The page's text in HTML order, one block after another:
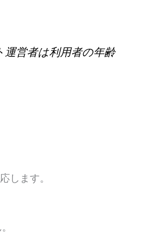
営者は利用者の年齢
します。